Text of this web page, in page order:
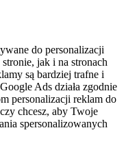
do personalizacji
jak i na stronach
są bardziej trafne i
Ads działa zgodnie
personalizacji reklam do
chcesz, aby Twoje
spersonalizowanych